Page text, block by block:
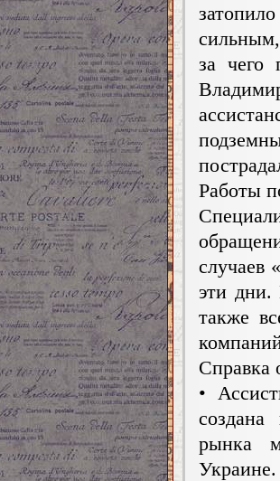
за чего
Работы
случаев
эти дни.
также
•
рынка
Украине.